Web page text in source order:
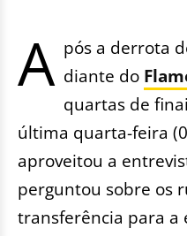
A pós a derrota
diante do
quartas de
última quarta-feira
aproveitou a
perguntou sobre os
transferência para a